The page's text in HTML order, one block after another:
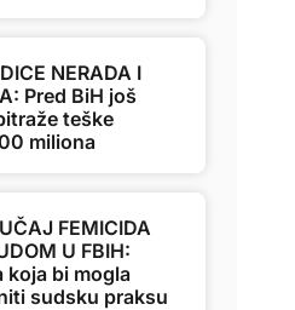
NERADA I
Pred BiH još
teške
miliona
FEMICIDA
U FBIH:
koja bi mogla
sudsku praksu